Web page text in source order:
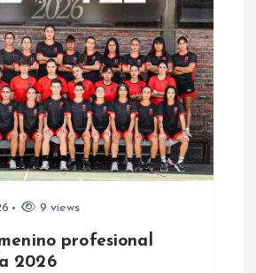
9 views
profesional
2026